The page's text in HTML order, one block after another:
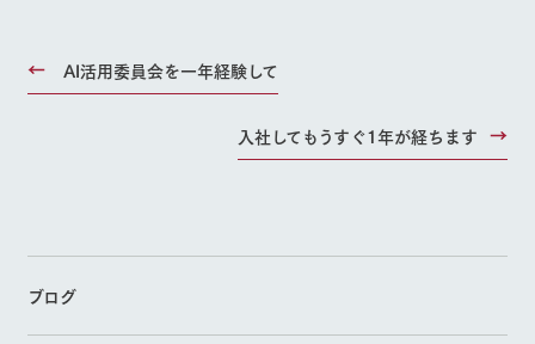
AI活用委員会を一年経験して
入社してもうすぐ1年が経ちます
ブログ